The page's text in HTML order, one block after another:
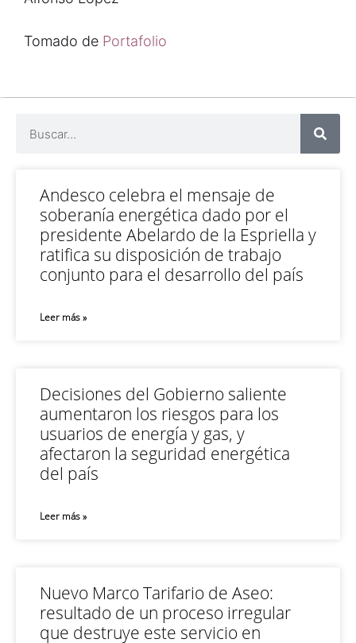
Tomado de Portafolio
Andesco celebra el mensaje de
soberanía energética dado por el
presidente Abelardo de la Espriella y
ratifica su disposición de trabajo
conjunto para el desarrollo del país
Leer más »
Decisiones del Gobierno saliente
aumentaron los riesgos para los
usuarios de energía y gas, y
afectaron la seguridad energética
del país
Leer más »
Nuevo Marco Tarifario de Aseo:
resultado de un proceso irregular
que destruye este servicio en